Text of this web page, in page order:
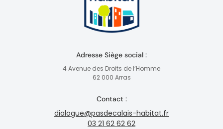
Adresse Siège social :
4 Avenue des Droits de l’Homme
62 000 Arras
Contact :
dialogue@pasdecalais-habitat.fr
03 21 62 62 62